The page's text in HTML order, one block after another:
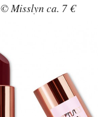
© Misslyn ca. 7 €